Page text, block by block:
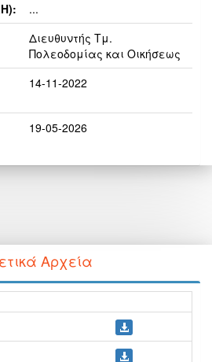
...
Διευθυντής Τμ.
Πολεοδομίας και Οικήσεως
14-11-2022
19-05-2026
Αρχεία